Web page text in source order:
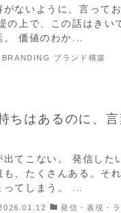
がないように、言って
の上で、この話はきい
。 価値のわか...
BRANDING ブランド構築
ちはあるのに、
出てこない。 発信した
、たくさんある。そ
ってしまう。 ...
発信・表現・